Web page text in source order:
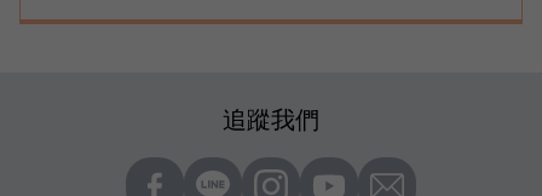
追蹤我們